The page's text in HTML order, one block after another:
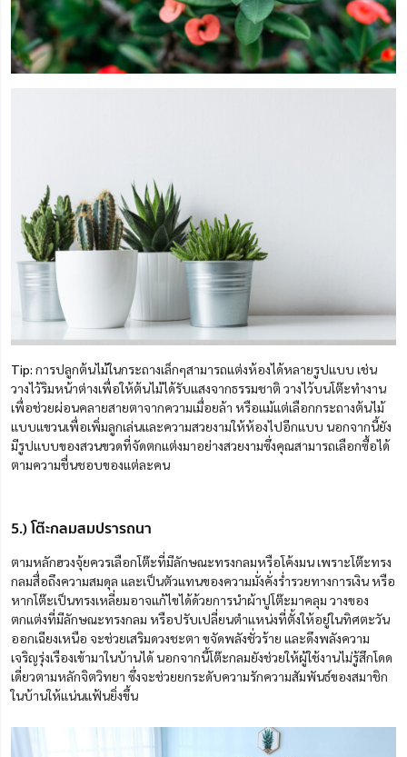
Tip: การปลูกต้นไม้ในกระถางเล็กๆสามารถแต่งห้องได้หลายรูปแบบ เช่น
วางไว้ริมหน้าต่างเพื่อให้ต้นไม้ได้รับแสงจากธรรมชาติ วางไว้บนโต๊ะทำงาน
เพื่อช่วยผ่อนคลายสายตาจากความเมื่อยล้า หรือแม้แต่เลือกกระถางต้นไม้
แบบแขวนเพื่อเพิ่มลูกเล่นและความสวยงามให้ห้องไปอีกแบบ นอกจากนี้ยัง
มีรูปแบบของสวนขวดที่จัดตกแต่งมาอย่างสวยงามซึ่งคุณสามารถเลือกซื้อได้
ตามความชื่นชอบของแต่ละคน
5.) โต๊ะกลมสมปรารถนา
ตามหลักฮวงจุ้ยควรเลือกโต๊ะที่มีลักษณะทรงกลมหรือโค้งมน เพราะโต๊ะทรง
กลมสื่อถึงความสมดุล และเป็นตัวแทนของความมั่งคั่งร่ำรวยทางการเงิน หรือ
หากโต๊ะเป็นทรงเหลี่ยมอาจแก้ไขได้ด้วยการนำผ้าปูโต๊ะมาคลุม วางของ
ตกแต่งที่มีลักษณะทรงกลม หรือปรับเปลี่ยนตำแหน่งที่ตั้งให้อยู่ในทิศตะวัน
ออกเฉียงเหนือ จะช่วยเสริมดวงชะตา ขจัดพลังชั่วร้าย และดึงพลังความ
เจริญรุ่งเรืองเข้ามาในบ้านได้ นอกจากนี้โต๊ะกลมยังช่วยให้ผู้ใช้งานไม่รู้สึกโดด
เดี่ยวตามหลักจิตวิทยา ซึ่งจะช่วยยกระดับความรักความสัมพันธ์ของสมาชิก
ในบ้านให้แน่นแฟ้นยิ่งขึ้น